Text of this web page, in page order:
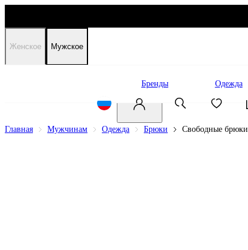
Женское Мужское
Бренды Одежда
Главная Мужчинам Одежда Брюки Свободные брюки